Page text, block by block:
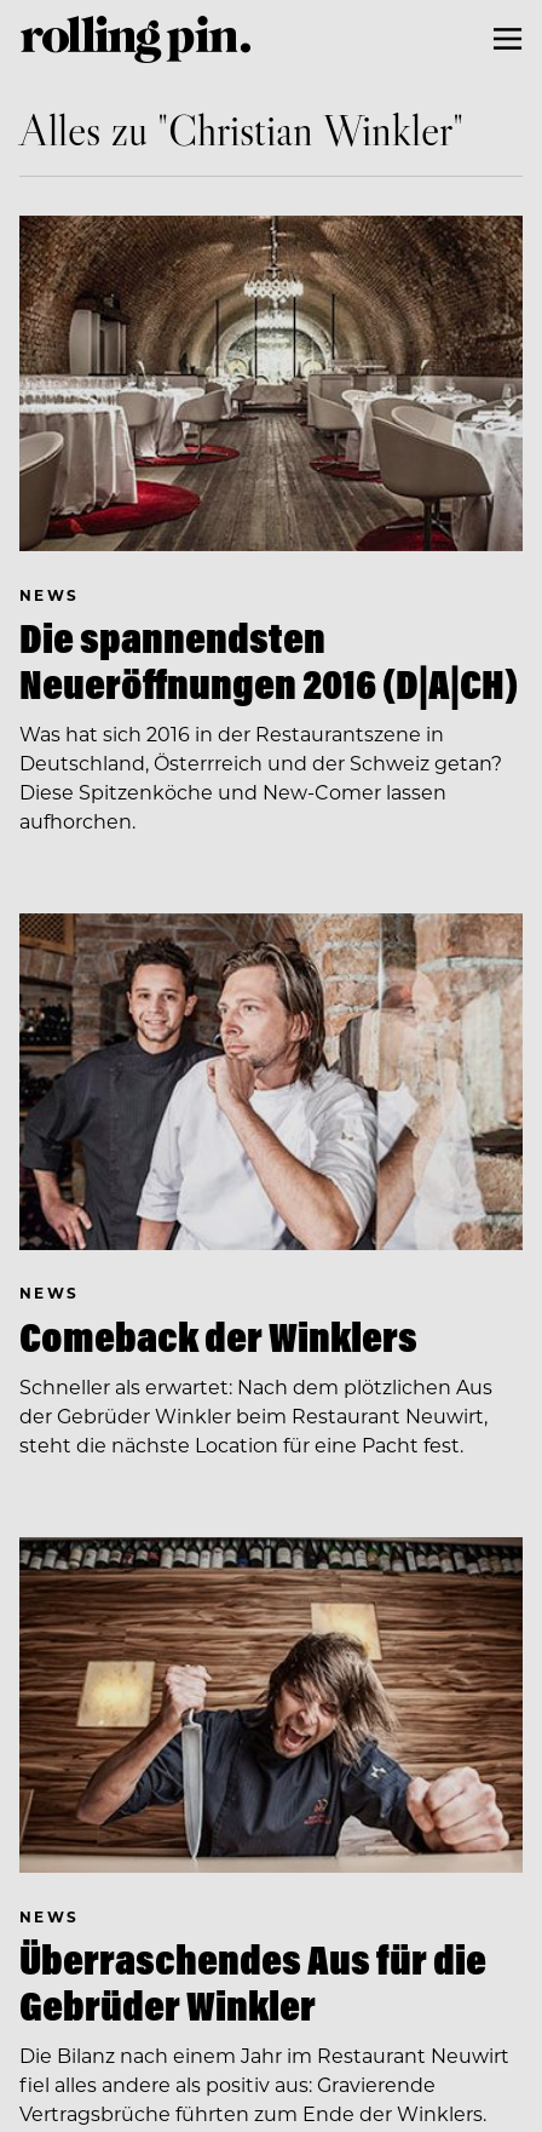
Alles zu "Christian Winkler"
NEWS
Die spannendsten
Neueröffnungen 2016 (D|A|CH)
Was hat sich 2016 in der Restaurantszene in
Deutschland, Österrreich und der Schweiz getan?
Diese Spitzenköche und New-Comer lassen
aufhorchen.
NEWS
Comeback der Winklers
Schneller als erwartet: Nach dem plötzlichen Aus
der Gebrüder Winkler beim Restaurant Neuwirt,
steht die nächste Location für eine Pacht fest.
NEWS
Überraschendes Aus für die
Gebrüder Winkler
Die Bilanz nach einem Jahr im Restaurant Neuwirt
fiel alles andere als positiv aus: Gravierende
Vertragsbrüche führten zum Ende der Winklers.